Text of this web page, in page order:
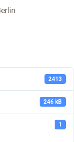
2413
246 kB
1